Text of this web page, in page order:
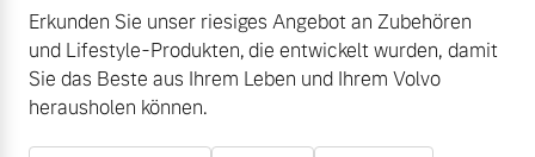
Erkunden Sie unser riesiges Angebot an Zubehören
und Lifestyle-Produkten, die entwickelt wurden, damit
Sie das Beste aus Ihrem Leben und Ihrem Volvo
herausholen können.